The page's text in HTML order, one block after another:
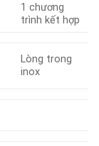
1 chương
trình kết hợp
Lòng trong
inox